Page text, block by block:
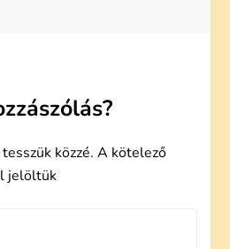
közzé. A kötelező
jelöltük